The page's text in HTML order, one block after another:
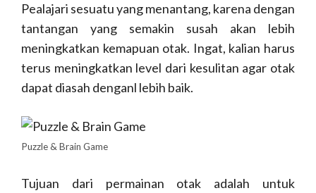
Pealajari sesuatu yang menantang, karena dengan
tantangan yang semakin susah akan lebih
meningkatkan kemapuan otak. Ingat, kalian harus
terus meningkatkan level dari kesulitan agar otak
dapat diasah denganl lebih baik.
Puzzle & Brain Game
Tujuan dari permainan otak adalah untuk